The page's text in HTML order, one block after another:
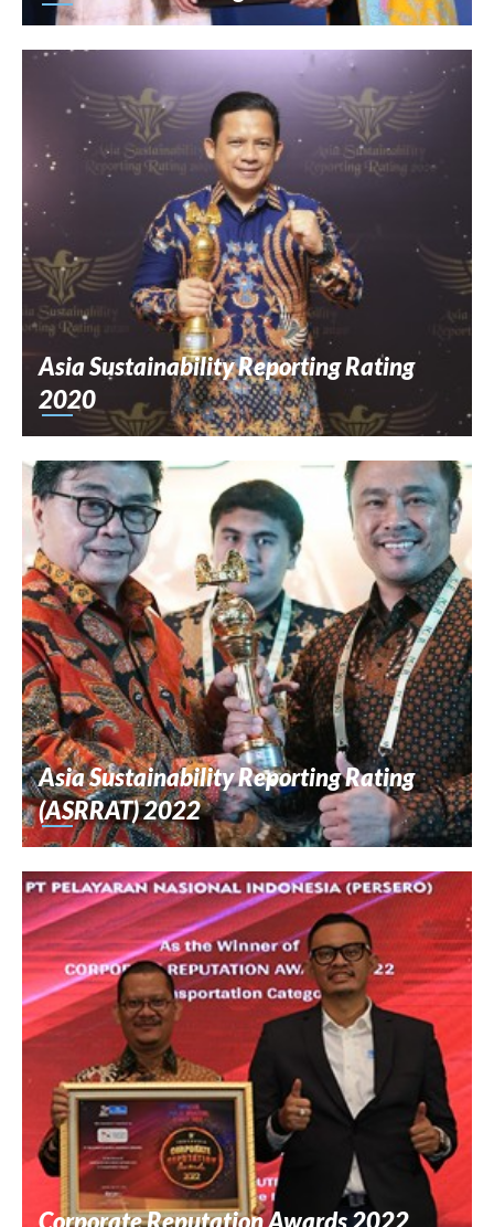
Asia Sustainability Reporting Rating
2020
Asia Sustainability Reporting Rating
(ASRRAT) 2022